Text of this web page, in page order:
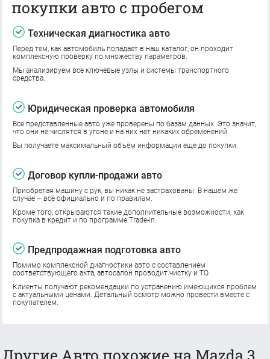
покупки авто с пробегом
Техническая диагностика авто
Перед тем, как автомобиль попадает в наш каталог, он проходит
комплексную проверку по множеству параметров.
Мы анализируем все ключевые узлы и системы транспортного
средства.
Юридическая проверка автомобиля
Все представленные авто уже проверены по базам данных. Это значит,
что они не числятся в угоне и на них нет никаких обременений.
Вы получаете максимальный объём информации еще до покупки.
Договор купли-продажи авто
Приобретая машину с рук, вы никак не застрахованы. В нашем же
случае – всё официально и по правилам.
Кроме того, открываются такие дополнительные возможности, как
покупка в кредит и по программе Trade-in.
Предпродажная подготовка авто
Помимо комплексной диагностики авто с составлением
соответствующего акта, автосалон проводит чистку и ТО.
Клиенты получают рекомендации по устранению имеющихся проблем
с актуальными ценами. Детальный осмотр можно провести вместе с
покупателем.
Другие Авто похожие на Mazda 3